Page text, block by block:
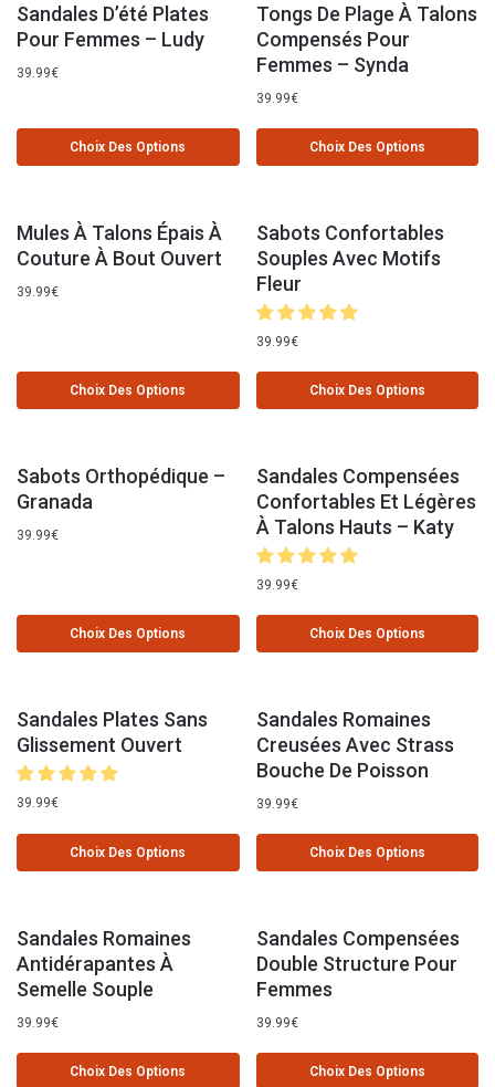
Sandales D’été Plates
Pour Femmes – Ludy
39.99€
Choix Des Options
Tongs De Plage À Talons
Compensés Pour
Femmes – Synda
39.99€
Choix Des Options
Mules À Talons Épais À
Couture À Bout Ouvert
39.99€
Choix Des Options
Sabots Confortables
Souples Avec Motifs
Fleur
39.99€
Choix Des Options
Sabots Orthopédique –
Granada
39.99€
Choix Des Options
Sandales Compensées
Confortables Et Légères
À Talons Hauts – Katy
39.99€
Choix Des Options
Sandales Plates Sans
Glissement Ouvert
39.99€
Choix Des Options
Sandales Romaines
Creusées Avec Strass
Bouche De Poisson
39.99€
Choix Des Options
Sandales Romaines
Antidérapantes À
Semelle Souple
39.99€
Choix Des Options
Sandales Compensées
Double Structure Pour
Femmes
39.99€
Choix Des Options